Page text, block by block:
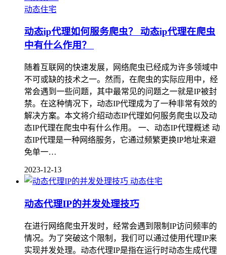
动态住宅
动态ip代理如何服务爬虫？ 动态ip代理在爬虫
中有什么作用？
随着互联网的快速发展，网络爬虫已经成为许多领域中
不可或缺的技术之一。然而，在爬虫的实际应用中，经
常会遇到一些问题，其中最常见的问题之一就是IP被封
禁。在这种情况下，动态IP代理成为了一种非常有效的
解决方案。本文将介绍动态IP代理如何服务爬虫以及动
态IP代理在爬虫中有什么作用。 一、动态IP代理概述 动
态IP代理是一种网络服务，它通过频繁更换IP地址来避
免单一…
2023-12-13
动态住宅
动态代理IP的并发处理技巧
在进行网络爬虫开发时，经常会遇到限制IP访问频率的
情况。为了突破这个限制，我们可以通过使用代理IP来
实现并发处理。动态代理IP是指在运行时动态生成代理